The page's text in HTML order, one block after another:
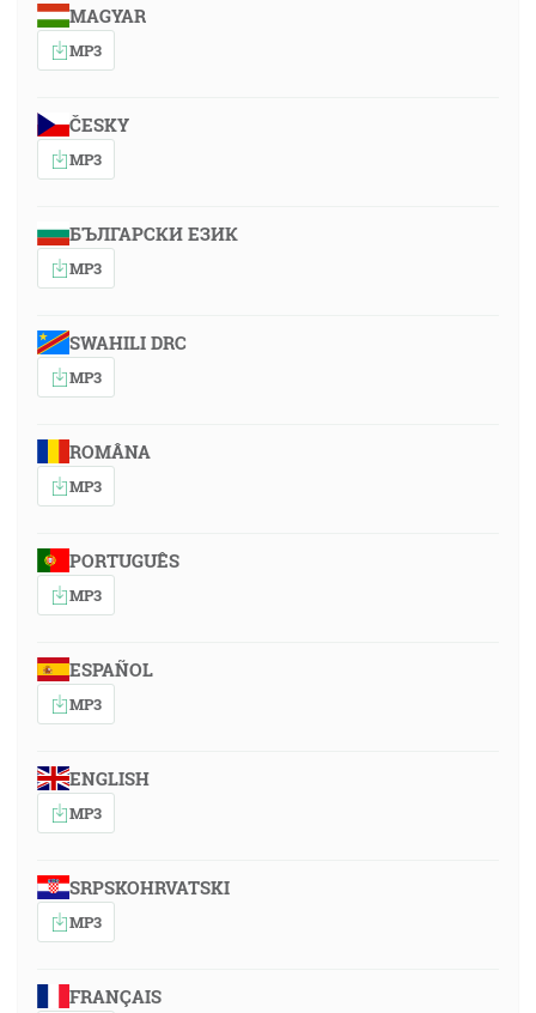
MAGYAR
MP3
ČESKY
MP3
БЪЛГАРСКИ ЕЗИК
MP3
SWAHILI DRC
MP3
ROMÂNA
MP3
PORTUGUÊS
MP3
ESPAÑOL
MP3
ENGLISH
MP3
SRPSKOHRVATSKI
MP3
FRANÇAIS